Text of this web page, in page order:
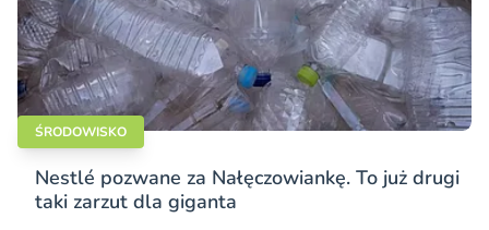
ŚRODOWISKO
Nestlé pozwane za Nałęczowiankę. To już drugi
taki zarzut dla giganta